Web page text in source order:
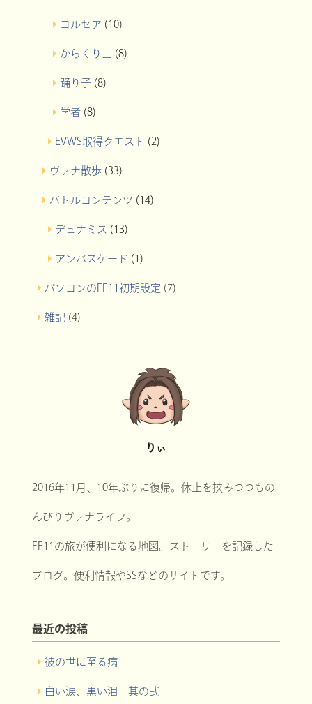
コルセア (10)
からくり士 (8)
踊り子 (8)
学者 (8)
EVWS取得クエスト (2)
ヴァナ散歩 (33)
バトルコンテンツ (14)
デュナミス (13)
アンバスケード (1)
パソコンのFF11初期設定 (7)
雑記 (4)
りぃ
2016年11月、10年ぶりに復帰。休止を挟みつつもの
んびりヴァナライフ。
FF11の旅が便利になる地図。ストーリーを記録した
ブログ。便利情報やSSなどのサイトです。
最近の投稿
彼の世に至る病
白い涙、黒い泪 其の弐